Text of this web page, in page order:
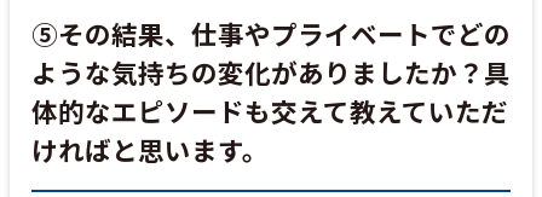
⑤その結果、仕事やプライベートでどの
ような気持ちの変化がありましたか？具
体的なエピソードも交えて教えていただ
ければと思います。